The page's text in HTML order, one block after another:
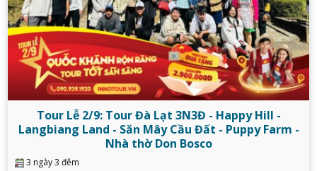
Tour Lễ 2/9: Tour Đà Lạt 3N3Đ - Happy Hill -
Langbiang Land - Săn Mây Cầu Đất - Puppy Farm -
Nhà thờ Don Bosco
3 ngày 3 đêm